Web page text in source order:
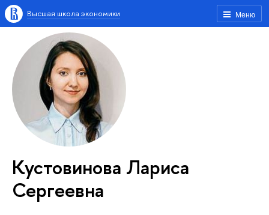
Меню
Высшая школа экономики
Кустовинова Лариса
Сергеевна